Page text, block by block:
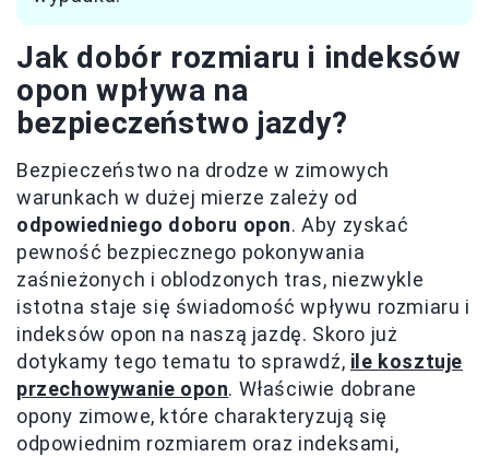
Jak dobór rozmiaru i indeksów
opon wpływa na
bezpieczeństwo jazdy?
Bezpieczeństwo na drodze w zimowych
warunkach w dużej mierze zależy od
odpowiedniego doboru opon. Aby zyskać
pewność bezpiecznego pokonywania
zaśnieżonych i oblodzonych tras, niezwykle
istotna staje się świadomość wpływu rozmiaru i
indeksów opon na naszą jazdę. Skoro już
dotykamy tego tematu to sprawdź, ile kosztuje
przechowywanie opon. Właściwie dobrane
opony zimowe, które charakteryzują się
odpowiednim rozmiarem oraz indeksami,